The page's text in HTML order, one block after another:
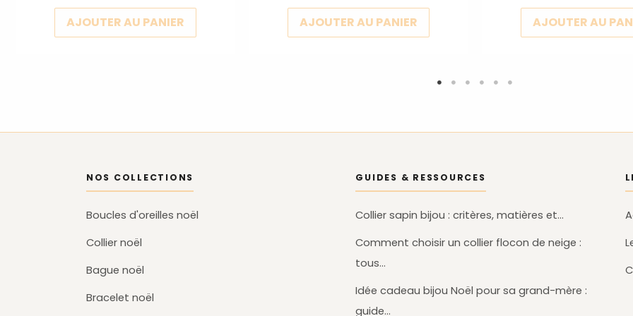
AJOUTER AU PANIER AJOUTER AU PANIER AJOUTER AU
NOS COLLECTIONS
Boucles d'oreilles noël
Collier noël
Bague noël
Bracelet noël
GUIDES & RESSOURCES
Collier sapin bijou : critères, matières et…
Comment choisir un collier flocon de neige :
tous…
Idée cadeau bijou Noël pour sa grand-mère :
guide…